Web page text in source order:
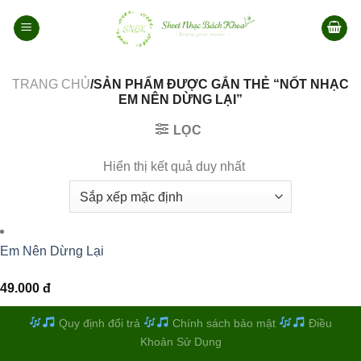
qua
TRANG CHỦ/SẢN PHẨM ĐƯỢC GẮN THẺ “NỐT NHẠC
EM NÊN DỪNG LẠI”
LỌC
Hiển thị kết quả duy nhất
Em Nên Dừng Lại
49.000 đ
Quy định đổi trả Chính sách bảo mật
Điều
Khoản Sử Dụng